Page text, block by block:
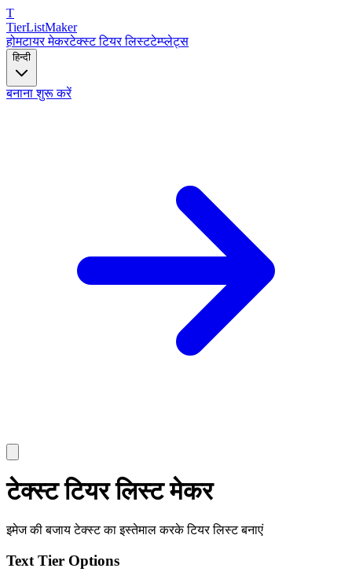
T
TierListMaker
होमटायर मेकरटेक्स्ट टियर लिस्टटेम्प्लेट्स
हिन्दी
बनाना शुरू करें
टेक्स्ट टियर लिस्ट मेकर
इमेज की बजाय टेक्स्ट का इस्तेमाल करके टियर लिस्ट बनाएं
Text Tier Options